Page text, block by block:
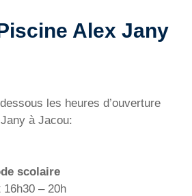
Alex Jany
les heures d’ouverture
à Jacou:
scolaire
16h30 – 20h